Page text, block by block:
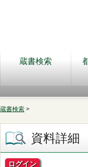
蔵書検索
蔵書検索 >
資料詳細
ログイン